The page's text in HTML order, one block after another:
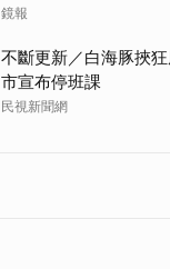
做決定
鏡報
不斷更新／白海豚挾
市宣布停班課
民視新聞網